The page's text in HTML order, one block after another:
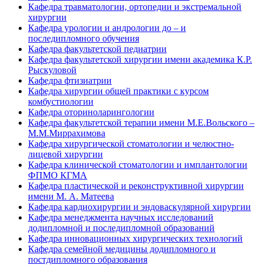
Кафедра травматологии, ортопедии и экстремальной
хирургии
Кафедра урологии и андрологии до – и
последипломного обучения
Кафедра факультетской педиатрии
Кафедра факультетской хирургии имени академика К.Р.
Рыскуловой
Кафедра фтизиатрии
Кафедра хирургии общей практики с курсом
комбустиологии
Кафедра оториноларингологии
Кафедра факультетской терапии имени М.Е.Вольского –
М.М.Миррахимова
Кафедра хирургической стоматологии и челюстно-
лицевой хирургии
Кафедра клинической стоматологии и имплантологии
ФПМО КГМА
Кафедра пластической и реконструктивной хирургии
имени М. А. Матеева
Кафедра кардиохирургии и эндоваскулярной хирургии
Кафедра менеджмента научных исследований
додипломной и последипломной образований
Кафедра инновационных хирургических технологий
Кафедра семейной медицины додипломного и
постдипломного образования